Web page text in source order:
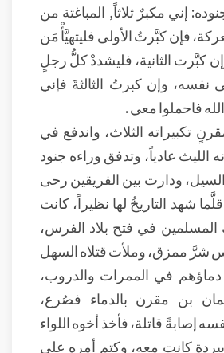
إني مكبرٌ ثلاثاً, المباغتة من
فإن كبَّرتُ الأولى فليتهيَّأْ مَن
كبَّرت الثانية، فليشددْ كلُّ رجلٍ
وإن كبرتُ الثالثةَ فإني
فاحملوا معي .
تكبيراته الثلاث، واندفع في
الليث عادياً، وتدفق وراءه جنود
ودارت بين الفريقين رحى
شهد التاريخُ لها نظيراً، كانت
في فتح بلاد الفرس،
شرَّ ممزق، وملأت قتلاه السهل
في الممرات والدروب،
بن مقرن بالدماء فصُرع،
إصابةً قاتلة، فأخذ أخوه اللواء
كانت معه، وكتم أمره على